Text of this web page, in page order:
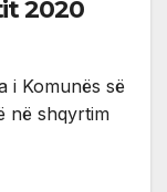
2020
i Komunës së
në shqyrtim